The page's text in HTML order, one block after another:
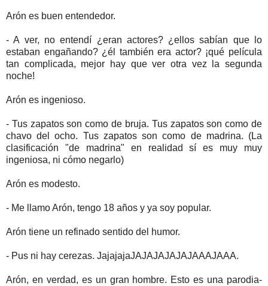
Arón es buen entendedor.
- A ver, no entendí ¿eran actores? ¿ellos sabían que lo
estaban engañando? ¿él también era actor? ¡qué película
tan complicada, mejor hay que ver otra vez la segunda
noche!
Arón es ingenioso.
- Tus zapatos son como de bruja. Tus zapatos son como de
chavo del ocho. Tus zapatos son como de madrina. (La
clasificación "de madrina" en realidad sí es muy muy
ingeniosa, ni cómo negarlo)
Arón es modesto.
- Me llamo Arón, tengo 18 años y ya soy popular.
Arón tiene un refinado sentido del humor.
- Pus ni hay cerezas. JajajajaJAJAJAJAJAJAAAJAAA.
Arón, en verdad, es un gran hombre. Esto es una parodia-